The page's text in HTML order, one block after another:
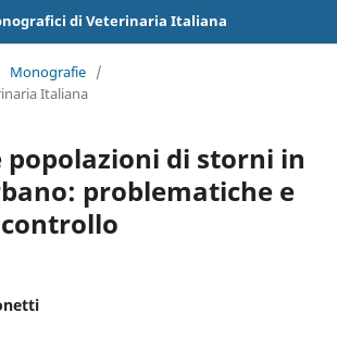
di Veterinaria Italiana
Monografie /
Italiana
popolazioni di storni in
problematiche e